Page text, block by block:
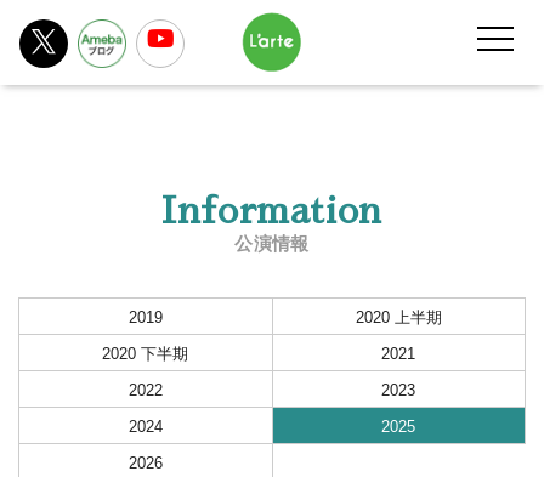
Information
公演情報
2019
2020 上半期
2020 下半期
2021
2022
2023
2024
2025
2026